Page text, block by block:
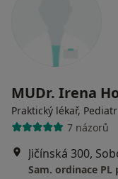
MUDr. Irena
Praktický lékař, Pediatr
7 názorů
Jičínská 300,
Sam. ordinace